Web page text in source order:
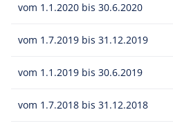
vom 1.1.2020 bis 30.6.2020
vom 1.7.2019 bis 31.12.2019
vom 1.1.2019 bis 30.6.2019
vom 1.7.2018 bis 31.12.2018